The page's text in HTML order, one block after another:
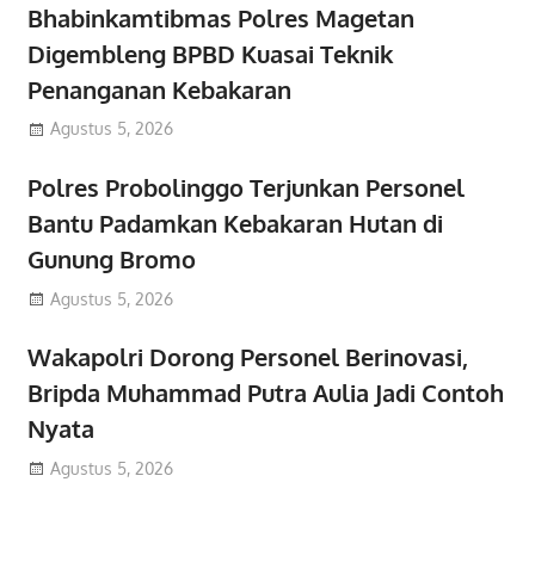
Bhabinkamtibmas Polres Magetan
Digembleng BPBD Kuasai Teknik
Penanganan Kebakaran
Agustus 5, 2026
Polres Probolinggo Terjunkan Personel
Bantu Padamkan Kebakaran Hutan di
Gunung Bromo
Agustus 5, 2026
Wakapolri Dorong Personel Berinovasi,
Bripda Muhammad Putra Aulia Jadi Contoh
Nyata
Agustus 5, 2026